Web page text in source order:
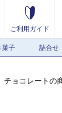
ご利用ガイド
菓子 詰合せ
チョコレートの